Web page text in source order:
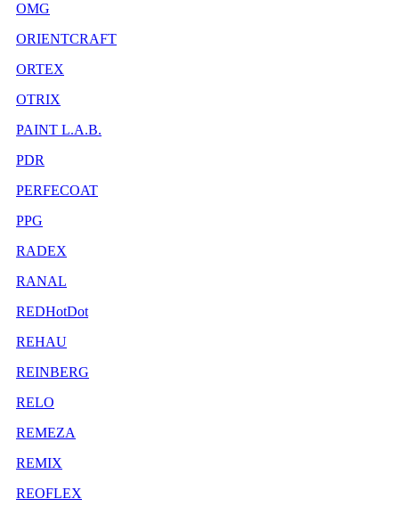
OMG
ORIENTCRAFT
ORTEX
OTRIX
PAINT L.A.B.
PDR
PERFECOAT
PPG
RADEX
RANAL
REDHotDot
REHAU
REINBERG
RELO
REMEZA
REMIX
REOFLEX